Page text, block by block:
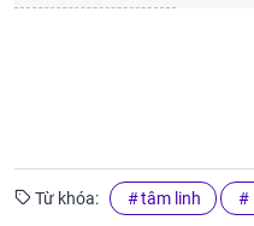
Từ khóa: tâm linh